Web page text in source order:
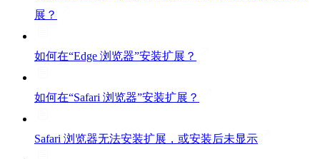
展？
如何在“Edge 浏览器”安装扩展？
如何在“Safari 浏览器”安装扩展？
Safari 浏览器无法安装扩展，或安装后未显示